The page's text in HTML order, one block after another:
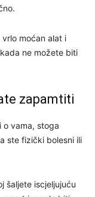
vrlo moćan alat i
ne možete biti
zapamtiti
o vama, stoga
ste fizički bolesni ili
šaljete iscjeljujuću